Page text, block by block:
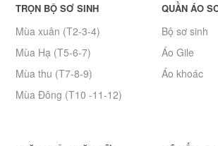
TRỌN BỘ SƠ SINH
Mùa xuân (T2-3-4)
Mùa Hạ (T5-6-7)
Mùa thu (T7-8-9)
Mùa Đông (T10 -11-12)
QUẦN ÁO
Bộ sơ sinh
Áo Gile
Áo khoác